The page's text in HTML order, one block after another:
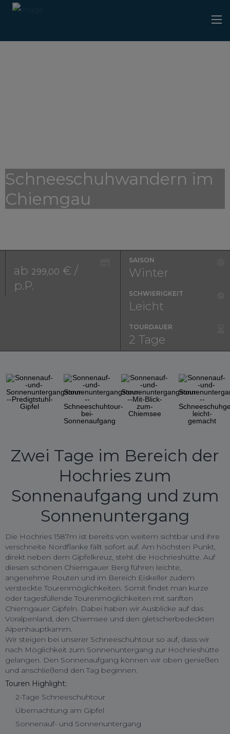
Schneeschuhwandern im
Chiemgau
ab 299,00 € /
p.P.
SAISON
Winter
SCHWIERIGKEIT
Leicht
TOURDAUER
2 Tage
Slide
Slide
Zwei Tage im Bereich der
Hochries zum
Sonnenaufgang und zum
Sonnenuntergang
Die Hochries 1587m ist bereits von weitem sichtbar und ihre
verschneite Nordflanke fällt sofort auf. Am höchsten Punkt,
direkt neben dem Gipfelkreuz, steht die Hochrieshütte. Auf
diesen schönen Chiemgauer Berg führen leichte,
angenehme Routen und im Bereich Eiskeller zudem
versteckte Tourenmöglichkeiten. Somit findet man kurze
oder tagesfüllende Tourenmöglichkeiten mit sanften
Chiemgauer Gipfeln. Dabei haben wir Ausblicke auf das
Voralpenland, den Chiemsee und den gletscherbedeckten
Alpenhauptkamm.
Wir steigen bei unserer Schneeschuhtour so auf, dass wir
nach Möglichkeit zum Sonnenuntergang zur Hochrieshütte
gelangen. Den Sonnenaufgang können wir oben genießen
und anschließend den Tag beginnen.
Touren Highlight:
2-Tage Schneeschuhtour
Übernachtung am Gipfel
Sonnenauf- und Sonnenuntergang